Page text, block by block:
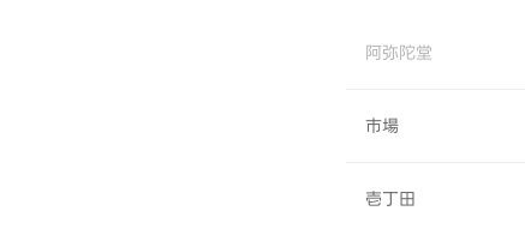
阿弥陀堂
市場
壱丁田